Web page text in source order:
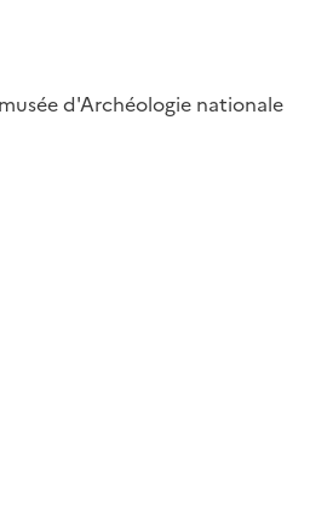
d'Archéologie nationale